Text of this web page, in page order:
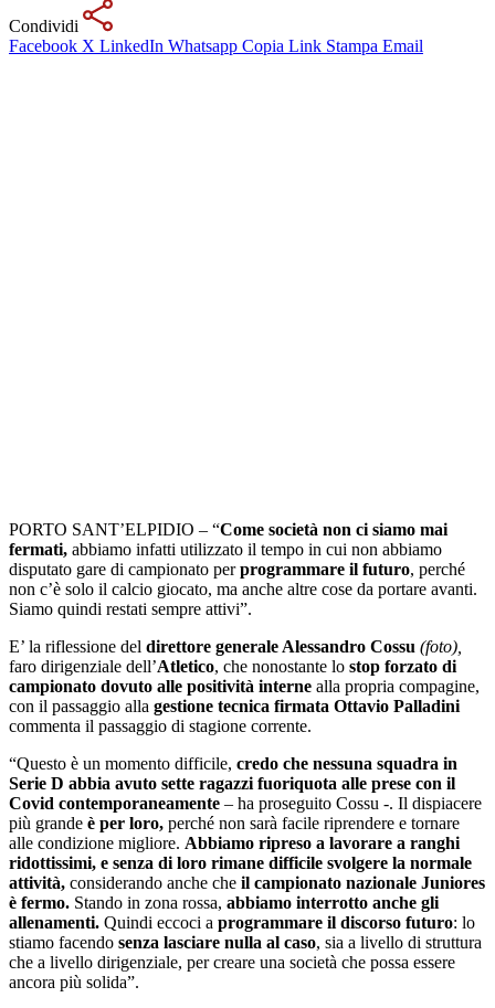
Condividi
Facebook X LinkedIn Whatsapp Copia Link Stampa Email
PORTO SANT’ELPIDIO – “Come società non ci siamo mai
fermati, abbiamo infatti utilizzato il tempo in cui non abbiamo
disputato gare di campionato perprogrammare il futuro, perché
non c’è solo il calcio giocato, ma anche altre cose da portare avanti.
Siamo quindi restati sempre attivi”.
E’ la riflessione del direttore generale Alessandro Cossu (foto),
faro dirigenziale dell’Atletico, che nonostante lo stop forzato di
campionato dovuto alle positività interne alla propria compagine,
con il passaggio alla gestione tecnica firmata Ottavio Palladini
commenta il passaggio di stagione corrente.
“Questo è un momento difficile, credo che nessuna squadra in
Serie D abbia avuto sette ragazzi fuoriquota alle prese con il
Covid contemporaneamente – ha proseguito Cossu -. Il dispiacere
più grande è per loro, perché non sarà facile riprendere e tornare
alle condizione migliore. Abbiamo ripreso a lavorare a ranghi
ridottissimi, e senza di loro rimane difficile svolgere la normale
attività, considerando anche che il campionato nazionale Juniores
è fermo. Stando in zona rossa, abbiamo interrotto anche gli
allenamenti. Quindi eccoci a programmare il discorso futuro: lo
stiamo facendo senza lasciare nulla al caso, sia a livello di struttura
che a livello dirigenziale, per creare una società che possa essere
ancora più solida”.